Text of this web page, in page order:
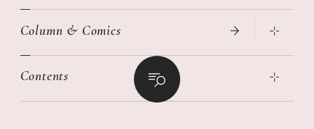
ニトリ・イケア・無印良品で賢くおしゃれなインテリア
絶品、お餅レシピ大集合！
2026年春夏 トレンドファッションニュース
女子旅おすすめスポット 暮らすように心地いいリンネル旅ガイ
Column & Comics
ぐれいさん
Contents